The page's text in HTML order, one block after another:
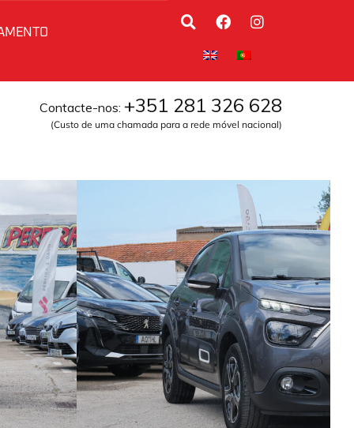
Contacte-nos: +351 281 326 628
(Custo de uma chamada para a rede móvel nacional)